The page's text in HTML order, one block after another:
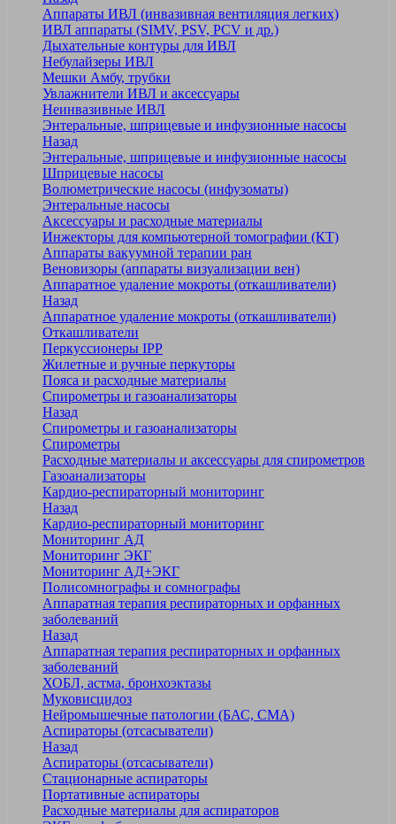
Аппараты ИВЛ (инвазивная вентиляция легких)
ИВЛ аппараты (SIMV, PSV, PCV и др.)
Дыхательные контуры для ИВЛ
Небулайзеры ИВЛ
Мешки Амбу, трубки
Увлажнители ИВЛ и аксессуары
Неинвазивные ИВЛ
Энтеральные, шприцевые и инфузионные насосы
Назад
Энтеральные, шприцевые и инфузионные насосы
Шприцевые насосы
Волюметрические насосы (инфузоматы)
Энтеральные насосы
Аксессуары и расходные материалы
Инжекторы для компьютерной томографии (КТ)
Аппараты вакуумной терапии ран
Веновизоры (аппараты визуализации вен)
Аппаратное удаление мокроты (откашливатели)
Назад
Аппаратное удаление мокроты (откашливатели)
Откашливатели
Перкуссионеры IPP
Жилетные и ручные перкуторы
Пояса и расходные материалы
Спирометры и газоанализаторы
Назад
Спирометры и газоанализаторы
Спирометры
Расходные материалы и аксессуары для спирометров
Газоанализаторы
Кардио-респираторный мониторинг
Назад
Кардио-респираторный мониторинг
Мониторинг АД
Мониторинг ЭКГ
Мониторинг АД+ЭКГ
Полисомнографы и сомнографы
Аппаратная терапия респираторных и орфанных
заболеваний
Назад
Аппаратная терапия респираторных и орфанных
заболеваний
ХОБЛ, астма, бронхоэктазы
Муковисцидоз
Нейромышечные патологии (БАС, СМА)
Аспираторы (отсасыватели)
Назад
Аспираторы (отсасыватели)
Стационарные аспираторы
Портативные аспираторы
Расходные материалы для аспираторов